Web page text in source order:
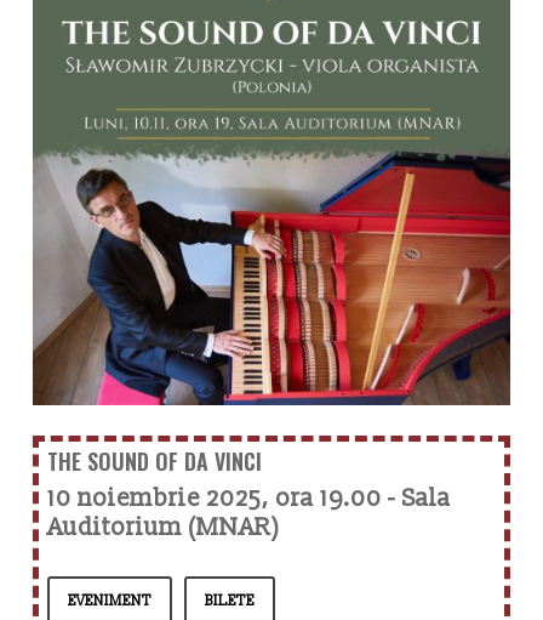
THE SOUND OF DA VINCI
10 noiembrie 2025, ora 19.00 - Sala
Auditorium (MNAR)
EVENIMENT BILETE